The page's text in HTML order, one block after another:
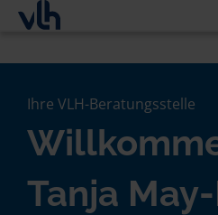
Ihre VLH-Beratungsstelle
Tanja